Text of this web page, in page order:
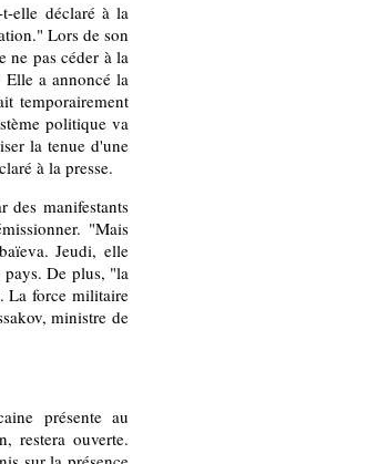
elle déclaré à la
Lors de son
ne pas céder à la
a annoncé la
temporairement
politique va
la tenue d'une
à la presse.
manifestants
"Mais
Jeudi, elle
pays. De plus, "la
La force militaire
ministre de
présente au
restera ouverte.